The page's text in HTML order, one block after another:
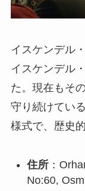
イスケンデル
イスケンデル
た。現在もそ
守り続けてい
様式で、歴史
住所：
No:60,